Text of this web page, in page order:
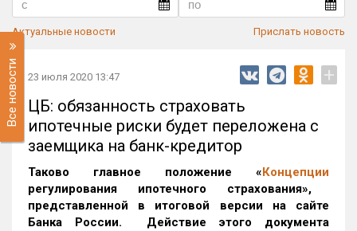
Актуальные новости Прислать новость
Все новости 23 июля 2020 13:47 +
ЦБ: обязанность страховать
ипотечные риски будет переложена с
заемщика на банк-кредитор
Таково главное положение «Концепции
регулирования ипотечного страхования»,
представленной в итоговой версии на сайте
Банка России. Действие этого документа